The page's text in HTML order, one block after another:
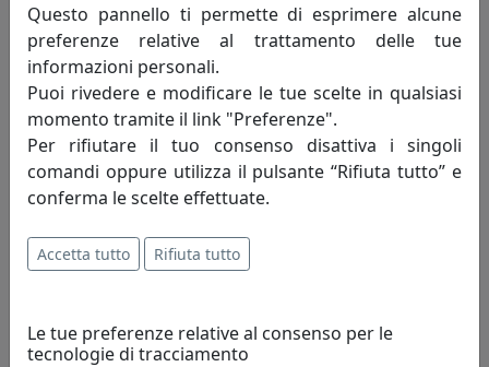
460,00 €
MOBILE PORTA TV IMAGO, CON RUOTE E PIANO UNICO,
Questo pannello ti permette di esprimere alcune
preferenze relative al trattamento delle tue
informazioni personali.
Puoi rivedere e modificare le tue scelte in qualsiasi
momento tramite il link "Preferenze".
Per rifiutare il tuo consenso disattiva i singoli
comandi oppure utilizza il pulsante “Rifiuta tutto” e
conferma le scelte effettuate.
Accetta tutto Rifiuta tutto
Le tue preferenze relative al consenso per le
tecnologie di tracciamento